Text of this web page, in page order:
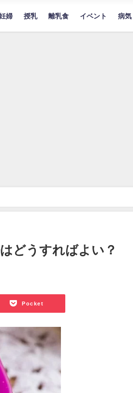
婦 授乳 離乳食 イベント 病気
どうすればよい？
Pocket